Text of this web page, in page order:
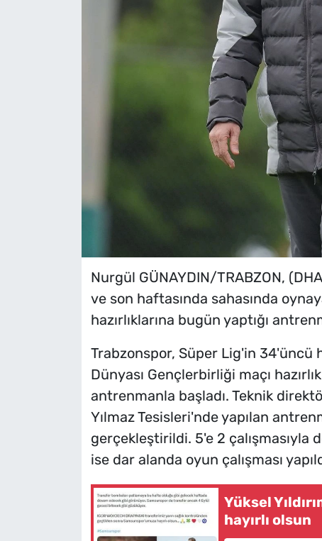
Nurgül GÜNAYDIN/TRABZON,
ve son haftasında sahasında
hazırlıklarına bugün yaptığı
Trabzonspor, Süper Lig'in 34'üncü
Dünyası Gençlerbirliği maçı
antrenmanla başladı. Teknik
Yılmaz Tesisleri'nde yapılan
gerçekleştirildi. 5'e 2 çalışmasıyla
ise dar alanda oyun çalışması
Yüksel
hayırlı olsun